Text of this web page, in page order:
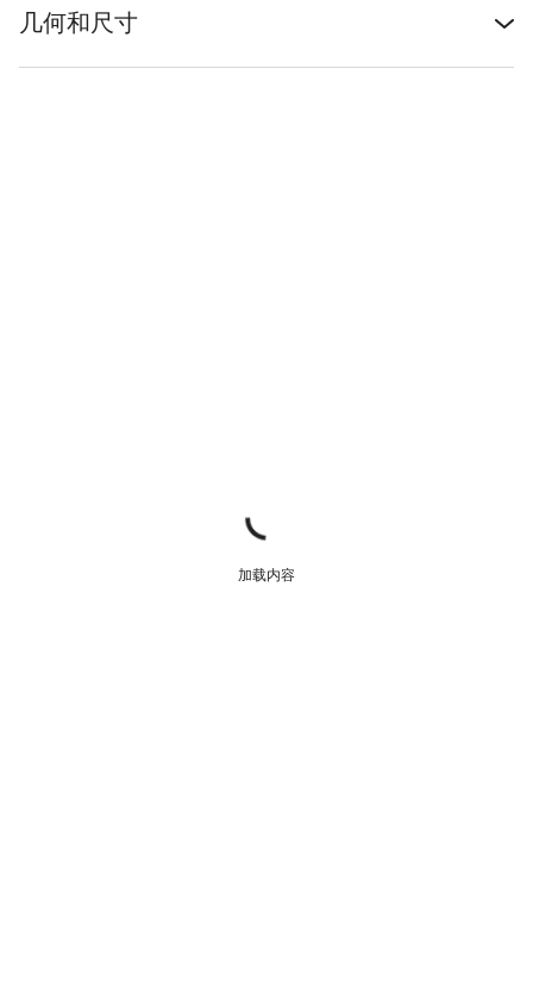
几何和尺寸
加载内容
我们的客户支持专家正在等待为您答疑解惑。